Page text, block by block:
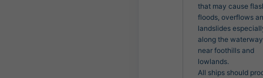
that may cause
floods, overflows
landslides
along the
near foothills and
lowlands.
All ships should